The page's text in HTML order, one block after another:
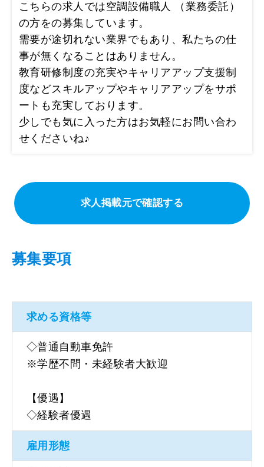
こちらの求人では空調設備職人 （業務委託）
の方をの募集しています。
需要が途切れない業界でもあり、私たちの仕
事が無くなることはありません。
教育研修制度の充実やキャリアアップ支援制
度などスキルアップやキャリアアップをサポ
ートも充実しております。
少しでも気に入った方はお気軽にお問い合わ
せくださいね♪
求人掲載元で確認する
募集要項
求める資格等
◇普通自動車免許
※学歴不問・未経験者大歓迎
【優遇】
◇経験者優遇
雇用形態